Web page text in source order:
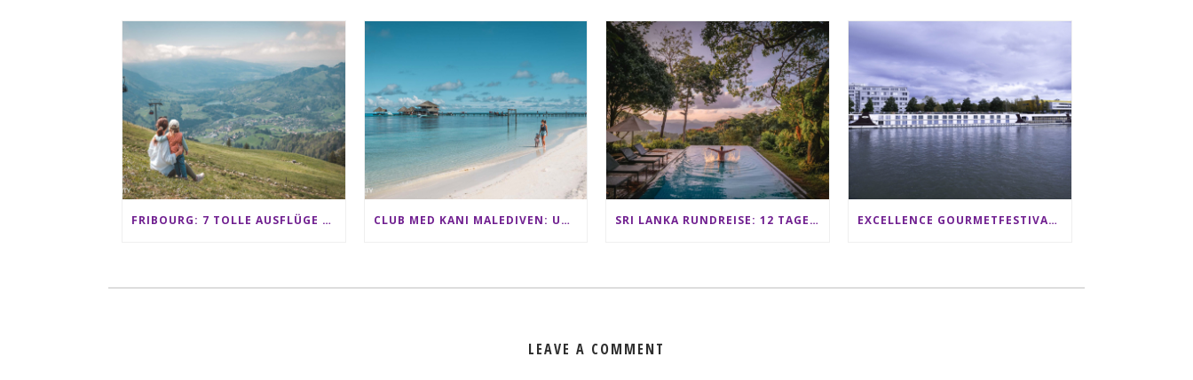
FRIBOURG: 7 TOLLE AUSFLÜGE FÜR FAMILIEN VON CHARMEY BIS LES PACCOTS CLUB MED KANI MALEDIVEN: UNSERE ERFAHRUNGEN IM ALL-INCLUSIVE PARADIES SRI LANKA RUNDREISE: 12 TAGE ZWISCHEN ELEFANTEN, TEEPLANTAGEN & STRAND ALS FAMILIE EXCELLENCE GOURMETFESTIVAL ´25: ZWEI STERNEKÖCHE ANTONIO GUIDA & DARIO MORESCO VERWÖHNEN IHRE GÄSTE AUF EINER LUXERIÖSEN SCHIFFSREISE
LEAVE A COMMENT